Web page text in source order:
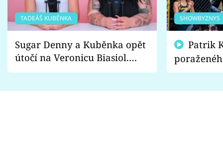
TADEÁŠ KUBĚNKA
Sugar Denny a Kuběnka opět
útočí na Veronicu Biasiol.
Proč je podle nich falešná a
SHOWBYZNYS
fanoušci